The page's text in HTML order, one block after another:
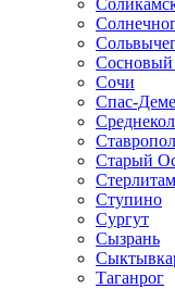
Сосновый
Сочи
Спас-
Старый
Ступино
Сургут
Сызрань
Таганрог